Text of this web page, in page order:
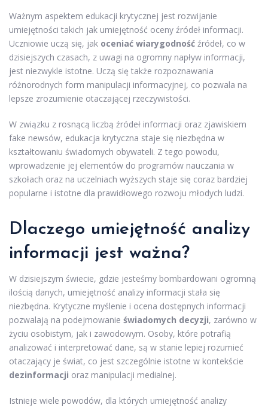
Ważnym aspektem edukacji krytycznej jest rozwijanie
umiejętności takich jak umiejętność oceny źródeł informacji.
Uczniowie uczą się, jak oceniać wiarygodność źródeł, co w
dzisiejszych czasach, z uwagi na ogromny napływ informacji,
jest niezwykle istotne. Uczą się także rozpoznawania
różnorodnych form manipulacji informacyjnej, co pozwala na
lepsze zrozumienie otaczającej rzeczywistości.
W związku z rosnącą liczbą źródeł informacji oraz zjawiskiem
fake newsów, edukacja krytyczna staje się niezbędna w
kształtowaniu świadomych obywateli. Z tego powodu,
wprowadzenie jej elementów do programów nauczania w
szkołach oraz na uczelniach wyższych staje się coraz bardziej
popularne i istotne dla prawidłowego rozwoju młodych ludzi.
Dlaczego umiejętność analizy
informacji jest ważna?
W dzisiejszym świecie, gdzie jesteśmy bombardowani ogromną
ilością danych, umiejętność analizy informacji stała się
niezbędna. Krytyczne myślenie i ocena dostępnych informacji
pozwalają na podejmowanie świadomych decyzji, zarówno w
życiu osobistym, jak i zawodowym. Osoby, które potrafią
analizować i interpretować dane, są w stanie lepiej rozumieć
otaczający je świat, co jest szczególnie istotne w kontekście
dezinformacji oraz manipulacji medialnej.
Istnieje wiele powodów, dla których umiejętność analizy